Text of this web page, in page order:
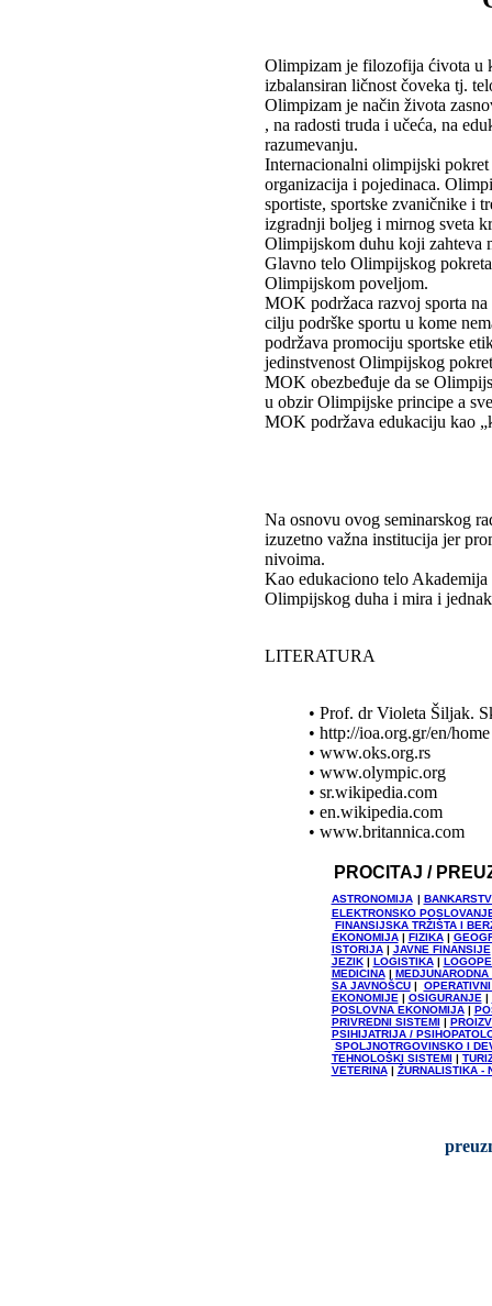
Olimpizam je filozofija ćivota u
izbalansiran ličnost čoveka tj.
Olimpizam je način života
, na radosti truda i učeća, na
razumevanju.
Internacionalni olimpijski
organizacija i pojedinaca.
sportiste, sportske zvaničnike i
izgradnji boljeg i mirnog sveta
Olimpijskom duhu koji zahteva
Glavno telo Olimpijskog
Olimpijskom poveljom.
MOK podržaca razvoj sporta
cilju podrške sportu u kome
podržava promociju sportske
jedinstvenost Olimpijskog
MOK obezbeđuje da se
u obzir Olimpijske principe a
MOK podržava edukaciju kao
Na osnovu ovog seminarskog
izuzetno važna institucija jer
nivoima.
Kao edukaciono telo
Olimpijskog duha i mira i
LITERATURA
• Prof. dr Violeta Šiljak.
• http://ioa.org.gr/en/home
• www.oks.org.rs
• www.olympic.org
• sr.wikipedia.com
• en.wikipedia.com
• www.britannica.com
PROCITAJ /
ASTRONOMIJA |
ELEKTRONSKO
FINANSIJSKA TRŽIŠTA I
EKONOMIJA| FIZIKA|
ISTORIJA| JAVNE FINANSIJE
JEZIK| LOGISTIKA|
MEDICINA|
SA JAVNOŠCU|
EKONOMIJE | OSIGURANJE |
POSLOVNA EKONOMIJA|
PRIVREDNI SISTEMI|
PSIHIJATRIJA /
SPOLJNOTRGOVINSKO I
TEHNOLOŠKI SISTEMI|
VETERINA| ŽURNALISTIKA -